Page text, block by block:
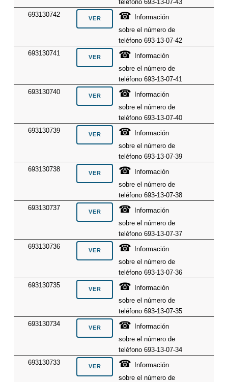
teléfono 693-13-07-43
693130742
☎
Información
sobre el número de
teléfono 693-13-07-42
693130741
☎
Información
sobre el número de
teléfono 693-13-07-41
693130740
☎
Información
sobre el número de
teléfono 693-13-07-40
693130739
☎
Información
sobre el número de
teléfono 693-13-07-39
693130738
☎
Información
sobre el número de
teléfono 693-13-07-38
693130737
☎
Información
sobre el número de
teléfono 693-13-07-37
693130736
☎
Información
sobre el número de
teléfono 693-13-07-36
693130735
☎
Información
sobre el número de
teléfono 693-13-07-35
693130734
☎
Información
sobre el número de
teléfono 693-13-07-34
693130733
☎
Información
sobre el número de